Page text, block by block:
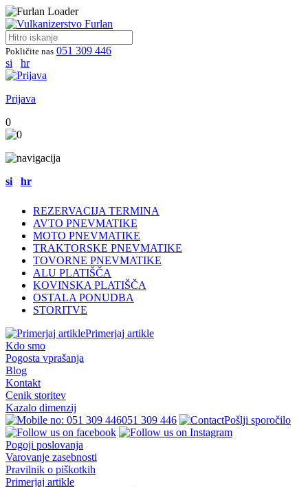
Pokličite nas 051 309 446
si
hr
Prijava
0
si hr
REZERVACIJA TERMINA
AVTO PNEVMATIKE
MOTO PNEVMATIKE
TRAKTORSKE PNEVMATIKE
TOVORNE PNEVMATIKE
ALU PLATIŠČA
KOVINSKA PLATIŠČA
OSTALA PONUDBA
STORITVE
Primerjaj artikle
Kdo smo
Pogosta vprašanja
Blog
Kontakt
Cenik storitev
Kazalo dimenzij
051 309 446
Pošlji sporočilo
Pogoji poslovanja
Varovanje zasebnosti
Pravilnik o piškotkih
Primerjaj artikle